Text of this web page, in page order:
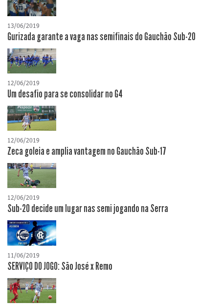
13/06/2019
Gurizada garante a vaga nas semifinais do Gauchão Sub-20
12/06/2019
Um desafio para se consolidar no G4
12/06/2019
Zeca goleia e amplia vantagem no Gauchão Sub-17
12/06/2019
Sub-20 decide um lugar nas semi jogando na Serra
11/06/2019
SERVIÇO DO JOGO: São José x Remo